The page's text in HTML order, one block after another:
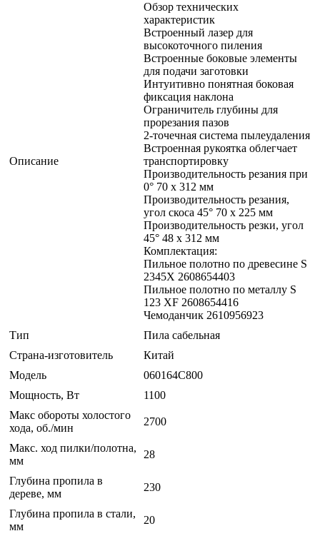
Описание
Обзор технических
характеристик
Встроенный лазер для
высокоточного пиления
Встроенные боковые элементы
для подачи заготовки
Интуитивно понятная боковая
фиксация наклона
Ограничитель глубины для
прорезания пазов
2-точечная система пылеудаления
Встроенная рукоятка облегчает
транспортировку
Производительность резания при
0° 70 x 312 мм
Производительность резания,
угол скоса 45° 70 x 225 мм
Производительность резки, угол
45° 48 x 312 мм
Комплектация:
Пильное полотно по древесине S
2345X 2608654403
Пильное полотно по металлу S
123 XF 2608654416
Чемоданчик 2610956923
Тип
Пила сабельная
Страна-изготовитель
Китай
Модель
060164C800
Мощность, Вт
1100
Макс обороты холостого
хода, об./мин
2700
Макс. ход пилки/полотна,
мм
28
Глубина пропила в
дереве, мм
230
Глубина пропила в стали,
мм
20